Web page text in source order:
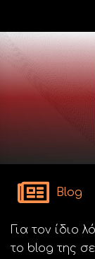
Blog
Για τον ίδιο
το blog της